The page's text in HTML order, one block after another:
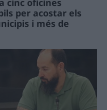
cinc oficines
per acostar els
i més de